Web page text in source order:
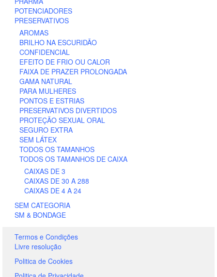
POTENCIADORES
PRESERVATIVOS
AROMAS
BRILHO NA ESCURIDÃO
CONFIDENCIAL
EFEITO DE FRIO OU CALOR
FAIXA DE PRAZER PROLONGADA
GAMA NATURAL
PARA MULHERES
PONTOS E ESTRIAS
PRESERVATIVOS DIVERTIDOS
PROTEÇÃO SEXUAL ORAL
SEGURO EXTRA
SEM LÁTEX
TODOS OS TAMANHOS
TODOS OS TAMANHOS DE CAIXA
CAIXAS DE 3
CAIXAS DE 30 A 288
CAIXAS DE 4 A 24
SEM CATEGORIA
SM & BONDAGE
Termos e Condições
Livre resolução
Politica de Cookies